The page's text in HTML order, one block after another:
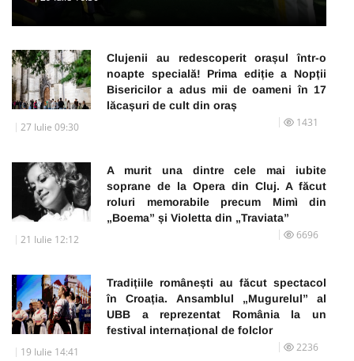
Clujenii au redescoperit orașul într-o
noapte specială! Prima ediție a Nopții
Bisericilor a adus mii de oameni în 17
lăcașuri de cult din oraș
27 Iulie 09:30 1431
A murit una dintre cele mai iubite
soprane de la Opera din Cluj. A făcut
roluri memorabile precum Mimì din
„Boema” și Violetta din „Traviata”
21 Iulie 12:12 6696
Tradițiile românești au făcut spectacol
în Croația. Ansamblul „Mugurelul” al
UBB a reprezentat România la un
festival internațional de folclor
19 Iulie 14:41 2236